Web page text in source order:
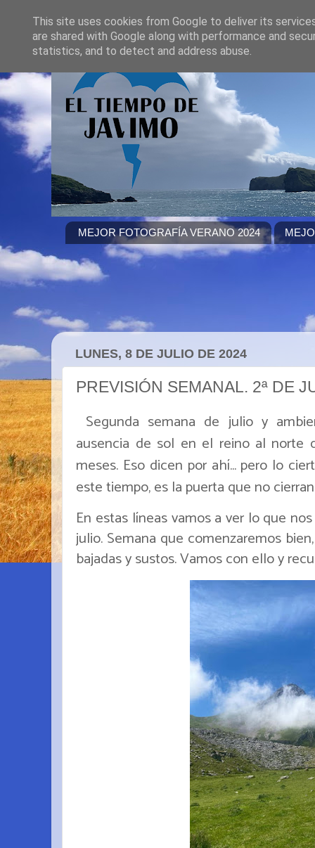
MEJOR FOTOGRAFÍA VERANO 2024
LUNES, 8 DE JULIO DE 2024
PREVISIÓN SEMANAL. 2ª DE
Segunda semana de julio y
ausencia de sol en el reino al norte
meses. Eso dicen por ahí... pero lo
este tiempo, es la puerta que no cierran
En estas líneas vamos a ver lo que
julio. Semana que comenzaremos
bajadas y sustos. Vamos con ello y
This site uses cookies from Google to deliver its
are shared with Google along with performance and
statistics, and to detect and address abuse.